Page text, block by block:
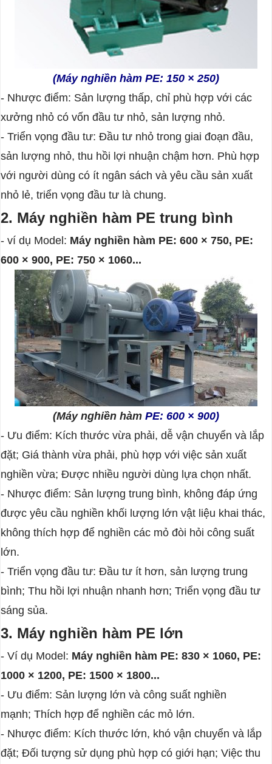
(Máy nghiền hàm PE: 150 × 250)
- Nhược điểm: Sản lượng thấp, chỉ phù hợp với các
xưởng nhỏ có vốn đầu tư nhỏ, sản lượng nhỏ.
- Triển vọng đầu tư: Đầu tư nhỏ trong giai đoạn đầu,
sản lượng nhỏ, thu hồi lợi nhuận chậm hơn. Phù hợp
với người dùng có ít ngân sách và yêu cầu sản xuất
nhỏ lẻ, triển vọng đầu tư là chung.
2. Máy nghiền hàm PE trung bình
- ví dụ Model: Máy nghiền hàm PE: 600 × 750, PE:
600 × 900, PE: 750 × 1060...
(Máy nghiền hàm PE: 600 × 900)
- Ưu điểm: Kích thước vừa phải, dễ vận chuyển và lắp
đặt; Giá thành vừa phải, phù hợp với việc sản xuất
nghiền vừa; Được nhiều người dùng lựa chọn nhất.
- Nhược điểm: Sản lượng trung bình, không đáp ứng
được yêu cầu nghiền khối lượng lớn vật liệu khai thác,
không thích hợp để nghiền các mỏ đòi hỏi công suất
lớn.
- Triển vọng đầu tư: Đầu tư ít hơn, sản lượng trung
bình; Thu hồi lợi nhuận nhanh hơn; Triển vọng đầu tư
sáng sủa.
3. Máy nghiền hàm PE lớn
- Ví dụ Model: Máy nghiền hàm PE: 830 × 1060, PE:
1000 × 1200, PE: 1500 × 1800...
- Ưu điểm: Sản lượng lớn và công suất nghiền
mạnh; Thích hợp để nghiền các mỏ lớn.
- Nhược điểm: Kích thước lớn, khó vận chuyển và lắp
đặt; Đối tượng sử dụng phù hợp có giới hạn; Việc thu